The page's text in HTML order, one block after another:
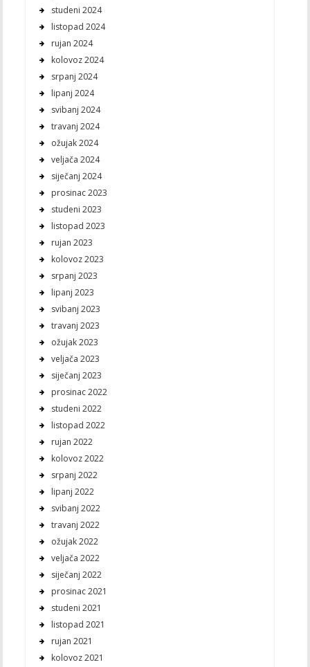
studeni 2024
listopad 2024
rujan 2024
kolovoz 2024
srpanj 2024
lipanj 2024
svibanj 2024
travanj 2024
ožujak 2024
veljača 2024
siječanj 2024
prosinac 2023
studeni 2023
listopad 2023
rujan 2023
kolovoz 2023
srpanj 2023
lipanj 2023
svibanj 2023
travanj 2023
ožujak 2023
veljača 2023
siječanj 2023
prosinac 2022
studeni 2022
listopad 2022
rujan 2022
kolovoz 2022
srpanj 2022
lipanj 2022
svibanj 2022
travanj 2022
ožujak 2022
veljača 2022
siječanj 2022
prosinac 2021
studeni 2021
listopad 2021
rujan 2021
kolovoz 2021